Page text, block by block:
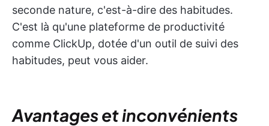
seconde nature, c'est-à-dire des habitudes.
C'est là qu'une plateforme de productivité
comme ClickUp, dotée d'un outil de suivi des
habitudes, peut vous aider.
Avantages et inconvénients